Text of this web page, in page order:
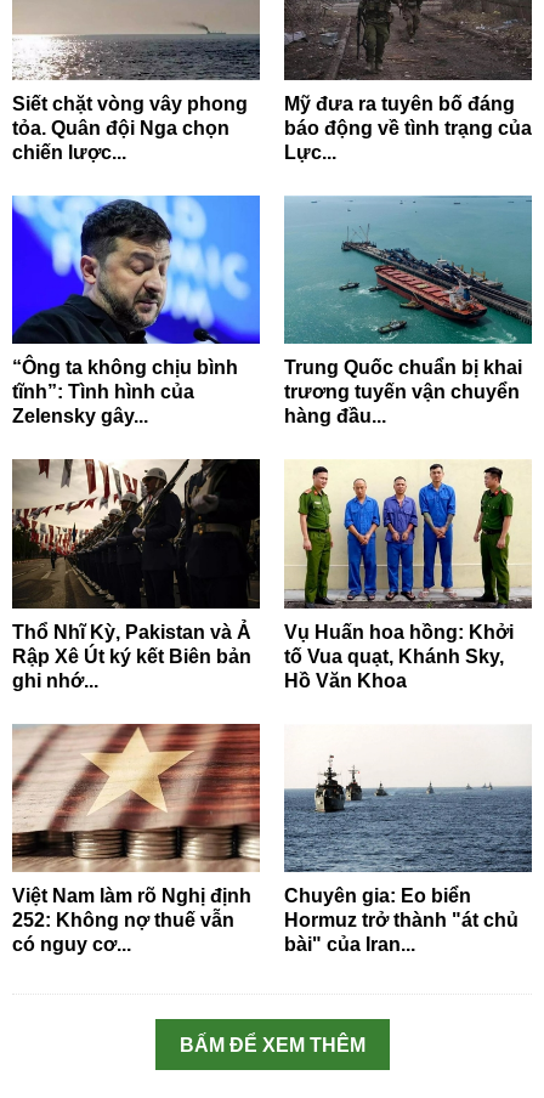
Siết chặt vòng vây phong
tỏa. Quân đội Nga chọn
chiến lược...
Mỹ đưa ra tuyên bố đáng
báo động về tình trạng của
Lực...
“Ông ta không chịu bình
tĩnh”: Tình hình của
Zelensky gây...
Trung Quốc chuẩn bị khai
trương tuyến vận chuyển
hàng đầu...
Thổ Nhĩ Kỳ, Pakistan và Ả
Rập Xê Út ký kết Biên bản
ghi nhớ...
Vụ Huấn hoa hồng: Khởi
tố Vua quạt, Khánh Sky,
Hồ Văn Khoa
Việt Nam làm rõ Nghị định
252: Không nợ thuế vẫn
có nguy cơ...
Chuyên gia: Eo biển
Hormuz trở thành "át chủ
bài" của Iran...
BẤM ĐỂ XEM THÊM